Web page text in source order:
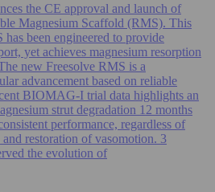
the CE approval and launch of
Magnesium Scaffold (RMS). This
been engineered to provide
yet achieves magnesium resorption
new Freesolve RMS is a
advancement based on reliable
BIOMAG-I trial data highlights an
strut degradation 12 months
performance, regardless of
restoration of vasomotion. 3
the evolution of